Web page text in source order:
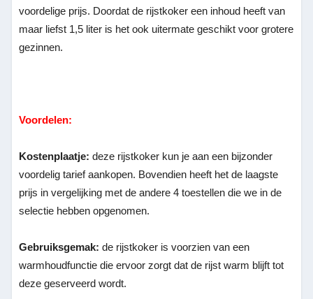
voordelige prijs. Doordat de rijstkoker een inhoud heeft van
maar liefst 1,5 liter is het ook uitermate geschikt voor grotere
gezinnen.
Voordelen:
Kostenplaatje:deze rijstkoker kun je aan een bijzonder
voordelig tarief aankopen. Bovendien heeft het de laagste
prijs in vergelijking met de andere 4 toestellen die we in de
selectie hebben opgenomen.
Gebruiksgemak:de rijstkoker is voorzien van een
warmhoudfunctie die ervoor zorgt dat de rijst warm blijft tot
deze geserveerd wordt.